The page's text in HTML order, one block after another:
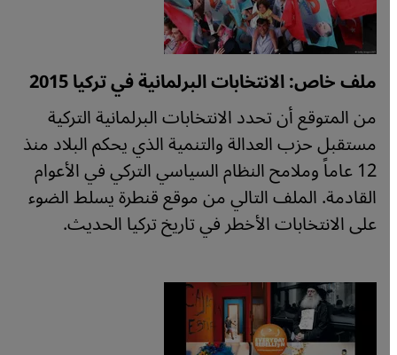
ملف خاص: الانتخابات البرلمانية في تركيا 2015
من المتوقع أن تحدد الانتخابات البرلمانية التركية
مستقبل حزب العدالة والتنمية الذي يحكم البلاد منذ
12 عاماً وملامح النظام السياسي التركي في الأعوام
القادمة. الملف التالي من موقع قنطرة يسلط الضوء
على الانتخابات الأخطر في تاريخ تركيا الحديث.